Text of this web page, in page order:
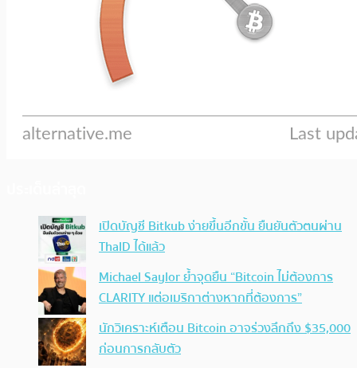
เปิดบัญชี Bitkub ง่ายขึ้นอีกขั้น ยืนยันตัวตนผ่าน
ThaID ได้แล้ว
Michael Saylor ย้ำจุดยืน “Bitcoin ไม่ต้องการ
CLARITY แต่อเมริกาต่างหากที่ต้องการ”
นักวิเคราะห์เตือน Bitcoin อาจร่วงลึกถึง $35,000
ก่อนการกลับตัว